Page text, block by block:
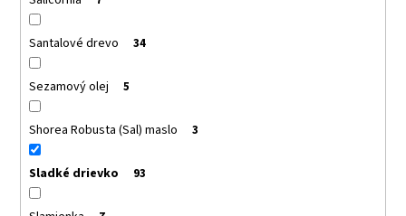
Santalové drevo 34
Sezamový olej 5
Shorea Robusta (Sal) maslo 3
Sladké drievko 93